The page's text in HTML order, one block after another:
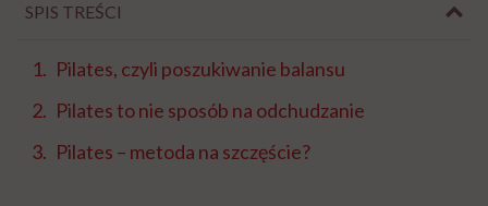
SPIS TREŚCI
Pilates, czyli poszukiwanie balansu
Pilates to nie sposób na odchudzanie
Pilates – metoda na szczęście?